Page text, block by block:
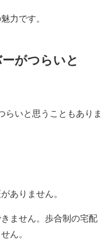
力です。
がつらいと
らいと思うこともありま
ありません。
ません。歩合制の宅配
ん。